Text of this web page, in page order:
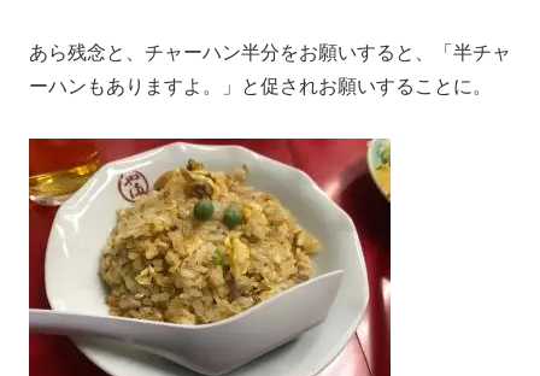
あら残念と、チャーハン半分をお願いすると、「半チャ
ーハンもありますよ。」と促されお願いすることに。